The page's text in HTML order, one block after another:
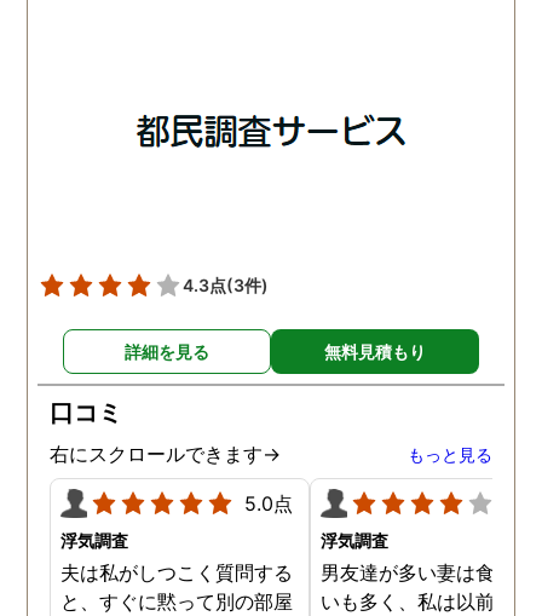
拠を手に入れることができ
れました。調査の結果、
す。探偵の説明は全て調
報告書にも書かれており
写真を確認することもで
ましたが、真実を知るこ
ができて良かったです。
4.3点(3件)
詳細を見る 無料見積もり
口コミ
右にスクロールできます→ もっと見る
5.0点
浮気調査
夫は私がしつこく質問する
と、すぐに黙って別の部屋
浮気調査
男友達が多い妻は食事の
いも多く、私は以前から